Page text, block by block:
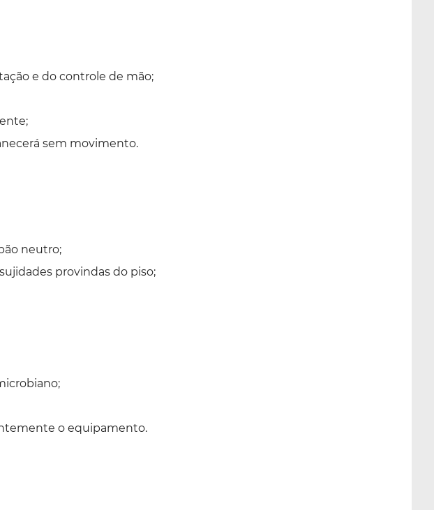
e do controle de mão;
sem movimento.
neutro;
provindas do piso;
o equipamento.